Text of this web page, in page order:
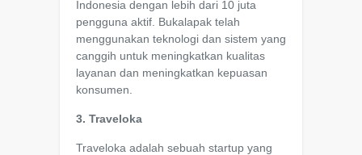
Indonesia dengan lebih dari 10 juta
pengguna aktif. Bukalapak telah
menggunakan teknologi dan sistem yang
canggih untuk meningkatkan kualitas
layanan dan meningkatkan kepuasan
konsumen.
3. Traveloka
Traveloka adalah sebuah startup yang